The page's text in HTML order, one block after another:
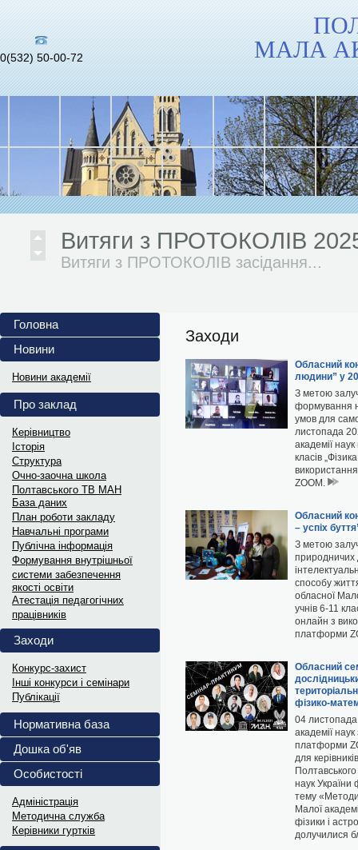
МАЛА
0(532) 50-00-72
Інформаційні матеріали до
повномасштабного...
Витяги з ПРОТОКОЛІВ
Витяги з ПРОТОКОЛІВ засідання...
АНОНСИ ЗАХОДІВ 2024/
Жовтень 2024/2025 н. р. 1.
Витяги з ПРОТОКОЛІВ
Витяги з ПРОТОКОЛІВ засідання...
Інформаційні матеріали до
Український інститут національної...
Науковий лекторій
В рамках відзначення Дня Науки...
Дипломи переможців та
Електронні варіанти дипломів...
Витяги з ПРОТОКОЛІВ
Витяги з ПРОТОКОЛІВ засідання...
Інформаційні матеріали до
повномасштабного...
Український інститут...
Витяги з ПРОТОКОЛІВ
Витяги з ПРОТОКОЛІВ засідання...
Головна
Новини
Новини академії
Про заклад
Керівництво
Історія
Структура
Oчно-заочна школа
Полтавського ТВ МАН
База даних
План роботи закладу
Навчальні програми
Публічна інформація
Формування внутрішньої
системи забезпечення
якості освіти
Атестація педагогічних
працівників
Заходи
Конкурс-захист
Інші конкурси і семінари
Публікації
Нормативна база
Дошка об'яв
Особистості
Адміністрація
Методична служба
Керівники гуртків
Заходи
Обласний
людини” у
З метою
формування
умов для
листопада
академії
класів
ZOOM.
Обласний
– успіх
З метою
природничих
способу
обласної
учнів 6-11
онлайн з
платформи
Обласний
фізико-
04 листопада
академії
платформи
для
наук України
тему
Малої
фізики і
долучилися